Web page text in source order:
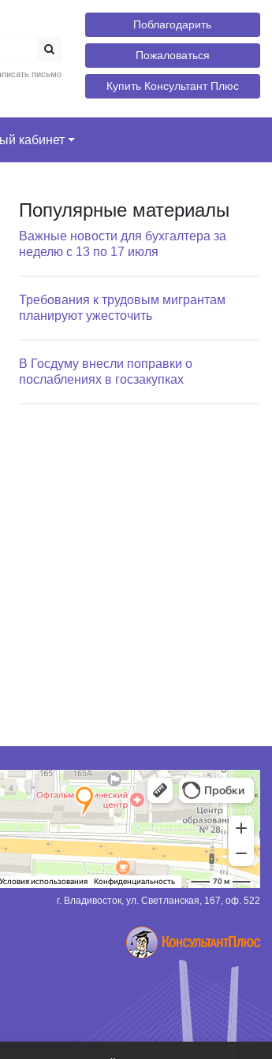
письмо
Поблагодарить
Пожаловаться
Купить Консультант Плюс
кабинет
Популярные материалы
Важные новости для бухгалтера за
неделю с 13 по 17 июля
Требования к трудовым мигрантам
планируют ужесточить
В Госдуму внесли поправки о
послаблениях в госзакупках
г. Владивосток, ул. Светланская, 167, оф. 522